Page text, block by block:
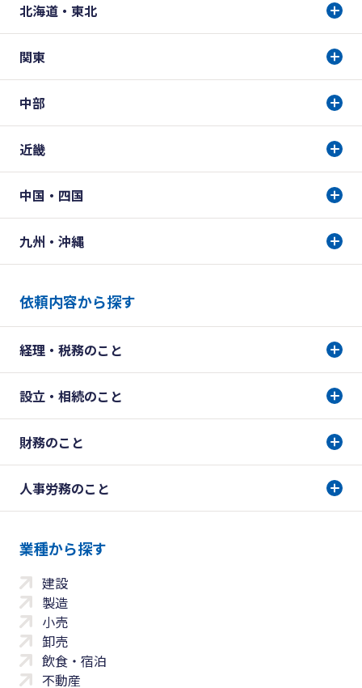
北海道・東北
関東
中部
近畿
中国・四国
九州・沖縄
依頼内容から探す
経理・税務のこと
設立・相続のこと
財務のこと
人事労務のこと
業種から探す
建設
製造
小売
卸売
飲食・宿泊
不動産